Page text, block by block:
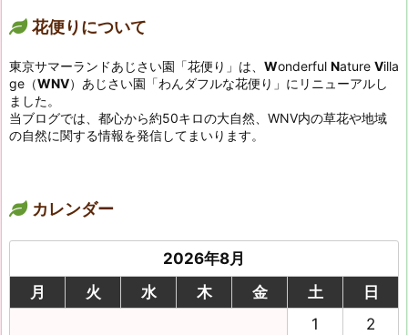
花便りについて
東京サマーランドあじさい園「花便り」は、 Wonderful Nature Villa
ge（WNV）あじさい園「わんダフルな花便り」にリニューアルし
ました。
当ブログでは、都心から約50キロの大自然、WNV内の草花や地域
の自然に関する情報を発信してまいります。
カレンダー
2026年8月
月
火 水 木 金 土
日
1
2